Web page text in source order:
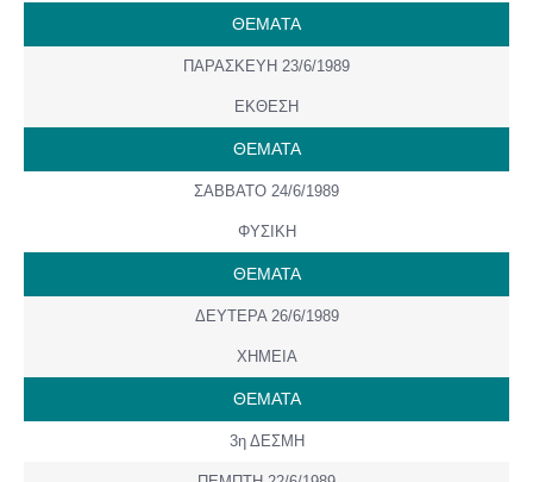
ΘΕΜAΤΑ
ΠΑΡΑΣΚΕΥΗ 23/6/1989
ΕΚΘΕΣΗ
ΘΕΜΑΤΑ
ΣΑΒΒΑΤΟ 24/6/1989
ΦΥΣΙΚΗ
ΘΕΜΑΤΑ
ΔΕΥΤΕΡΑ 26/6/1989
ΧΗΜΕΙΑ
ΘΕΜΑΤΑ
3η ΔΕΣΜΗ